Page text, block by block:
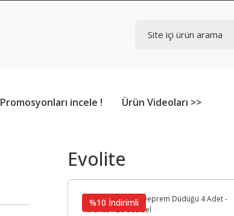
Promosyonları incele ! Ürün Videoları >>
Evolite
%10 İndirimli